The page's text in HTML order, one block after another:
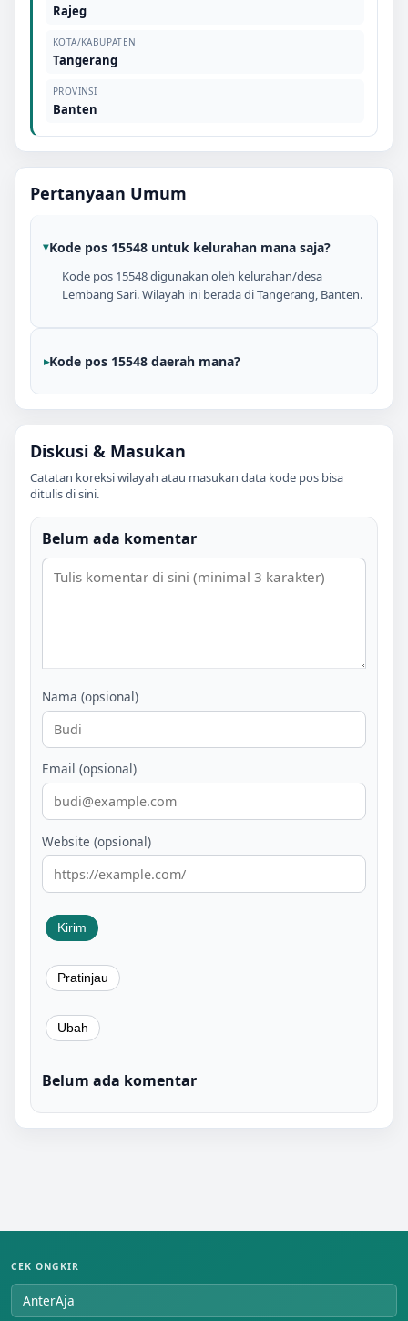
Rajeg
KOTA/KABUPATEN
Tangerang
PROVINSI
Banten
Pertanyaan Umum
Kode pos 15548 untuk kelurahan mana saja?
Kode pos 15548 digunakan oleh kelurahan/desa
Lembang Sari. Wilayah ini berada di Tangerang, Banten.
Kode pos 15548 daerah mana?
Diskusi & Masukan
Catatan koreksi wilayah atau masukan data kode pos bisa
ditulis di sini.
Belum ada komentar
Nama (opsional)
Email (opsional)
Website (opsional)
Belum ada komentar
CEK ONGKIR
AnterAja